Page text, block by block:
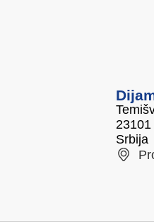
Srbija